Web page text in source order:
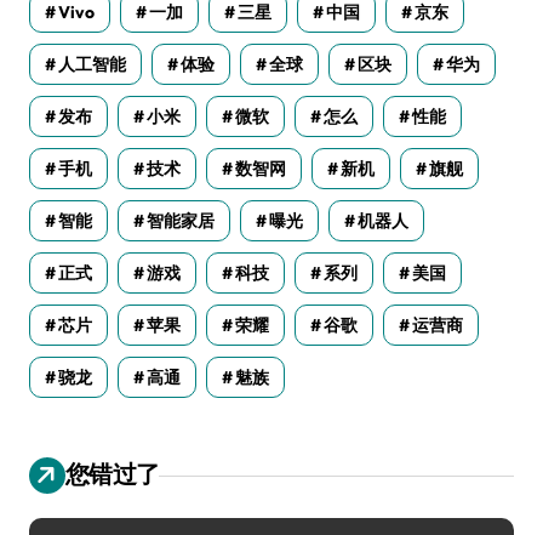
Vivo 一加 三星 中国 京东
人工智能 体验 全球 区块 华为
发布 小米 微软 怎么 性能
手机 技术 数智网 新机 旗舰
智能 智能家居 曝光 机器人
正式 游戏 科技 系列 美国
芯片 苹果 荣耀 谷歌 运营商
骁龙 高通 魅族
您错过了